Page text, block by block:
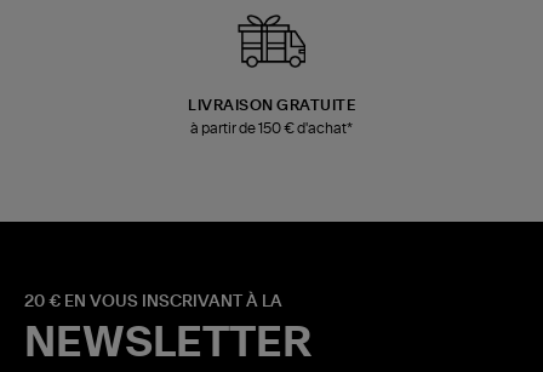
LIVRAISON GRATUITE
à partir de 150 € d'achat*
20 € EN VOUS INSCRIVANT À LA
NEWSLETTER